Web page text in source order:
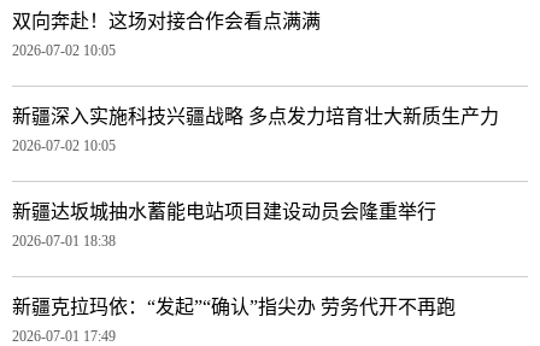
双向奔赴！这场对接合作会看点满满
2026-07-02 10:05
新疆深入实施科技兴疆战略 多点发力培育壮大新质生产力
2026-07-02 10:05
新疆达坂城抽水蓄能电站项目建设动员会隆重举行
2026-07-01 18:38
新疆克拉玛依：“发起”“确认”指尖办 劳务代开不再跑
2026-07-01 17:49